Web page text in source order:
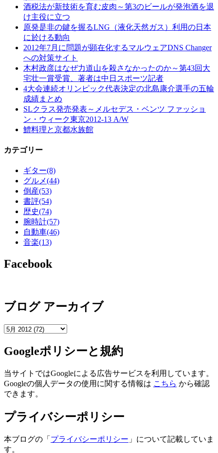
酒税法が新技術を育む皮肉～第3のビールが発泡酒を退
け主役に立つ
原発是非の鍵を握るLNG（液化天然ガス）利用の日本
に於ける動向
2012年7月に問題が顕在化するマルウェアDNS Changer
への対策サイト
木村政彦はなぜ力道山を殺さなかったのか～第43回大
宅壮一賞受賞、著者は中日スポーツ記者
4大会連続オリンピック代表決定の北島康介選手の五輪
成績まとめ
SLクラス発売発表～メルセデス・ベンツ ファッショ
ン・ウィーク東京2012-13 A/W
鱧料理と京都水族館
カテゴリー
ギター(8)
グルメ(44)
倒産(53)
書評(54)
歴史(74)
腕時計(57)
自動車(46)
音楽(13)
Facebook
ブログ アーカイブ
Googleポリシーと規約
当サイトではGoogleによる広告サービスを利用しています。
Googleの個人データの使用に関する情報は こちら から確認
できます。
プライバシーポリシー
本ブログの「 プライバシーポリシー 」について記載していま
す。